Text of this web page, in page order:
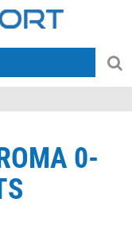
0-